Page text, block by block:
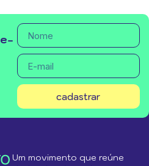
cadastrar
Um movimento que reúne